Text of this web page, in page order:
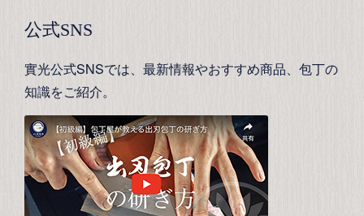
公式SNS
實光公式SNSでは、最新情報やおすすめ商品、包丁の
知識をご紹介。